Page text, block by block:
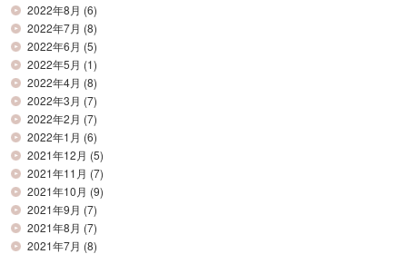
2022年8月 (6)
2022年7月 (8)
2022年6月 (5)
2022年5月 (1)
2022年4月 (8)
2022年3月 (7)
2022年2月 (7)
2022年1月 (6)
2021年12月 (5)
2021年11月 (7)
2021年10月 (9)
2021年9月 (7)
2021年8月 (7)
2021年7月 (8)